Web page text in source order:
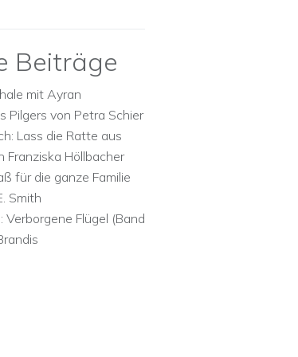
Beiträge
mit Ayran
Pilgers von Petra Schier
Lass die Ratte aus
Franziska Höllbacher
für die ganze Familie
Smith
Flügel (Band